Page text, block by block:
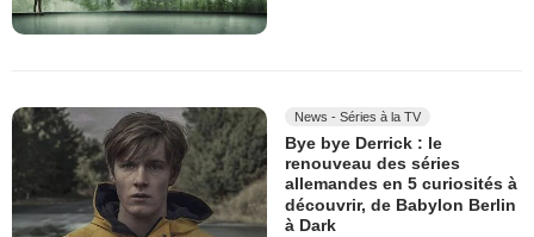
News - Séries à la TV
Bye bye Derrick : le
renouveau des séries
allemandes en 5 curiosités à
découvrir, de Babylon Berlin
à Dark